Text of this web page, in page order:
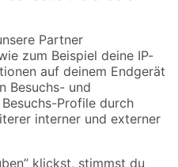
Versandarten